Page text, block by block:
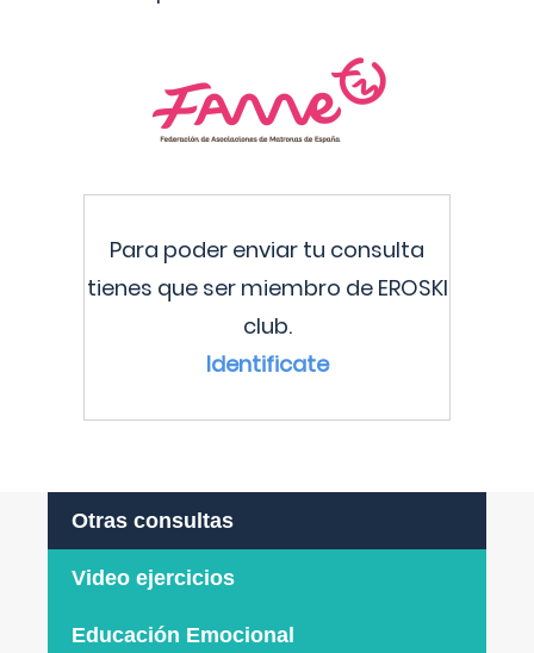
Para poder enviar tu consulta
tienes que ser miembro de EROSKI
club.
Identificate
Otras consultas
Video ejercicios
Educación Emocional